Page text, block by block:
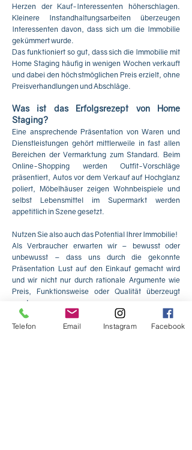
Herzen der Kauf-Interessenten höherschlagen.
Kleinere Instandhaltungsarbeiten überzeugen
Interessenten davon, dass sich um die Immobilie
gekümmert wurde.
Das funktioniert so gut, dass sich die Immobilie mit
Home Staging häufig in wenigen Wochen verkauft
und dabei den höchstmöglichen Preis erzielt, ohne
Preisverhandlungen und Abschläge.
Was ist das Erfolgsrezept von Home
Staging?
Eine ansprechende Präsentation von Waren und
Dienstleistungen gehört mittlerweile in fast allen
Bereichen der Vermarktung zum Standard. Beim
Online-Shopping werden Outfit-Vorschläge
präsentiert, Autos vor dem Verkauf auf Hochglanz
poliert, Möbelhäuser zeigen Wohnbeispiele und
selbst Lebensmittel im Supermarkt werden
appetitlich in Szene gesetzt.
Nutzen Sie also auch das Potential Ihrer Immobilie!
Als Verbraucher erwarten wir – bewusst oder
unbewusst – dass uns durch die gekonnte
Präsentation Lust auf den Einkauf gemacht wird
und wir nicht nur durch rationale Argumente wie
Preis, Funktionsweise oder Qualität überzeugt
werden.
Wir möchten emotional und mit allen Sinnen
angesprochen werden – der Einkauf soll zum
Telefon Email Instagram Facebook